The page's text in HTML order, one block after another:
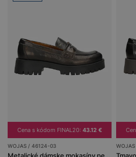
Cena s kódom FINAL20: 43.12 €
WOJAS / 46124-03